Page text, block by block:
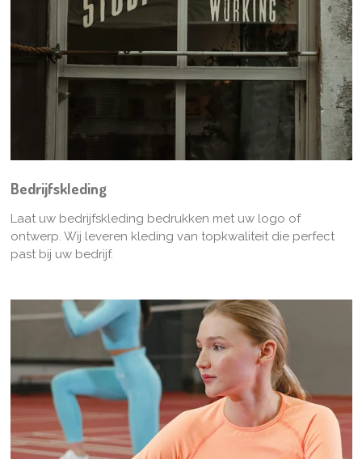
Bedrijfskleding
Laat uw bedrijfskleding bedrukken met uw logo of
ontwerp. Wij leveren kleding van topkwaliteit die perfect
past bij uw bedrijf.